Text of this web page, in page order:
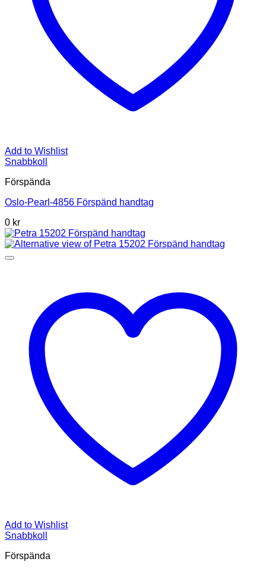
Add to Wishlist
Snabbkoll
Förspända
Oslo-Pearl-4856 Förspänd handtag
0 kr
Add to Wishlist
Snabbkoll
Förspända